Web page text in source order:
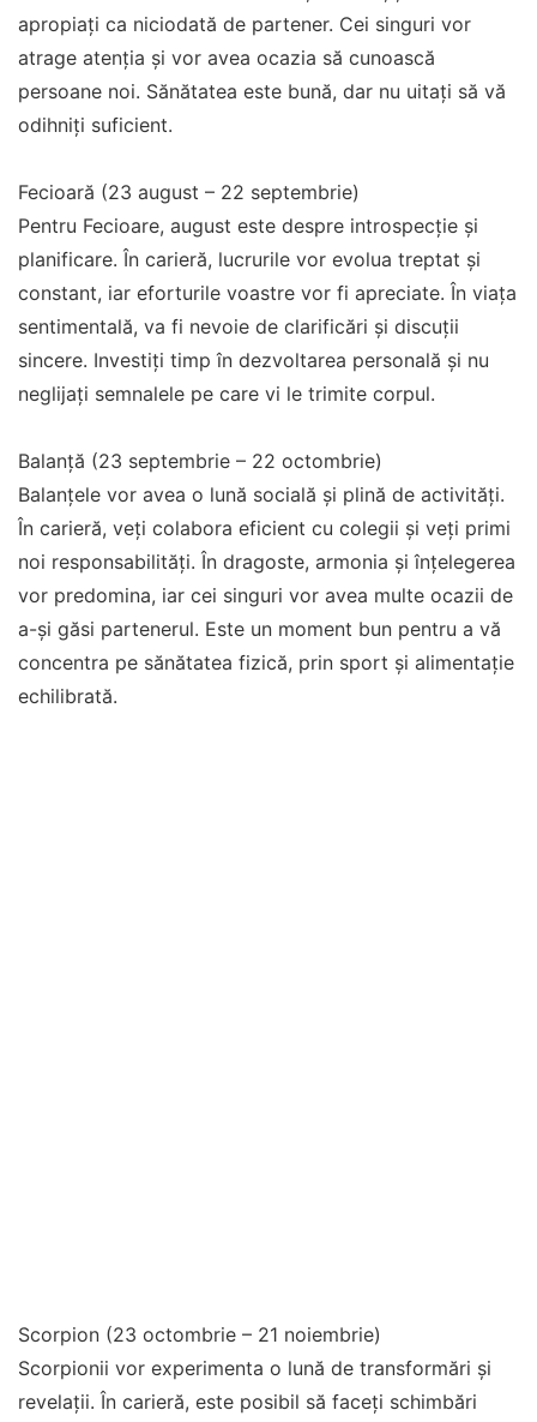
apropiați ca niciodată de partener. Cei singuri vor
atrage atenția și vor avea ocazia să cunoască
persoane noi. Sănătatea este bună, dar nu uitați să vă
odihniți suficient.
Fecioară (23 august – 22 septembrie)
Pentru Fecioare, august este despre introspecție și
planificare. În carieră, lucrurile vor evolua treptat și
constant, iar eforturile voastre vor fi apreciate. În viața
sentimentală, va fi nevoie de clarificări și discuții
sincere. Investiți timp în dezvoltarea personală și nu
neglijați semnalele pe care vi le trimite corpul.
Balanță (23 septembrie – 22 octombrie)
Balanțele vor avea o lună socială și plină de activități.
În carieră, veți colabora eficient cu colegii și veți primi
noi responsabilități. În dragoste, armonia și înțelegerea
vor predomina, iar cei singuri vor avea multe ocazii de
a-și găsi partenerul. Este un moment bun pentru a vă
concentra pe sănătatea fizică, prin sport și alimentație
echilibrată.
Scorpion (23 octombrie – 21 noiembrie)
Scorpionii vor experimenta o lună de transformări și
revelații. În carieră, este posibil să faceți schimbări